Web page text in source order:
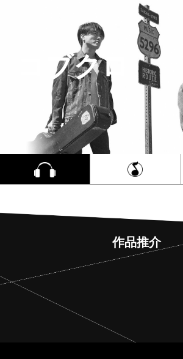
コブクロ
作品推介